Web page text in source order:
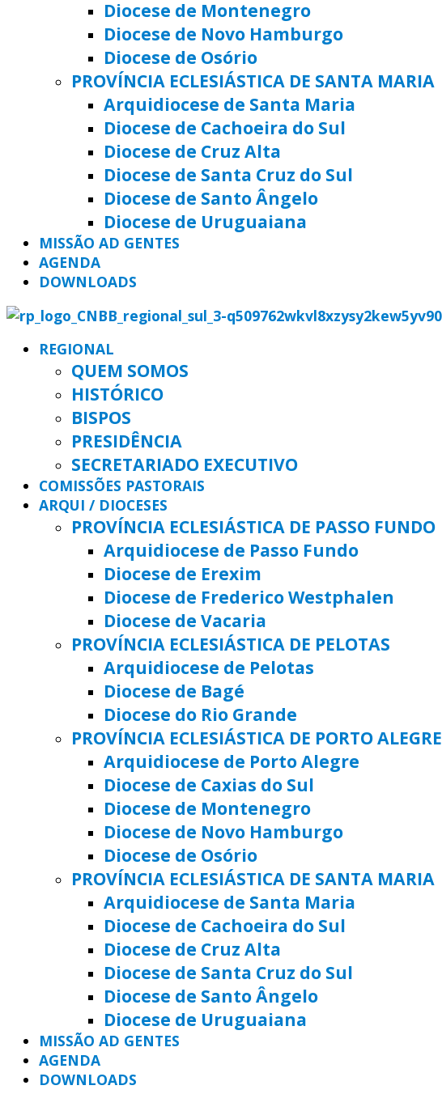
Diocese de Montenegro
Diocese de Novo Hamburgo
Diocese de Osório
PROVÍNCIA ECLESIÁSTICA DE SANTA MARIA
Arquidiocese de Santa Maria
Diocese de Cachoeira do Sul
Diocese de Cruz Alta
Diocese de Santa Cruz do Sul
Diocese de Santo Ângelo
Diocese de Uruguaiana
MISSÃO AD GENTES
AGENDA
DOWNLOADS
REGIONAL
QUEM SOMOS
HISTÓRICO
BISPOS
PRESIDÊNCIA
SECRETARIADO EXECUTIVO
COMISSÕES PASTORAIS
ARQUI / DIOCESES
PROVÍNCIA ECLESIÁSTICA DE PASSO FUNDO
Arquidiocese de Passo Fundo
Diocese de Erexim
Diocese de Frederico Westphalen
Diocese de Vacaria
PROVÍNCIA ECLESIÁSTICA DE PELOTAS
Arquidiocese de Pelotas
Diocese de Bagé
Diocese do Rio Grande
PROVÍNCIA ECLESIÁSTICA DE PORTO ALEGRE
Arquidiocese de Porto Alegre
Diocese de Caxias do Sul
Diocese de Montenegro
Diocese de Novo Hamburgo
Diocese de Osório
PROVÍNCIA ECLESIÁSTICA DE SANTA MARIA
Arquidiocese de Santa Maria
Diocese de Cachoeira do Sul
Diocese de Cruz Alta
Diocese de Santa Cruz do Sul
Diocese de Santo Ângelo
Diocese de Uruguaiana
MISSÃO AD GENTES
AGENDA
DOWNLOADS